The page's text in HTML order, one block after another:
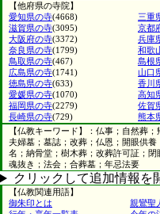
【他府県の寺院】
愛知県の寺(4668) 三重
滋賀県の寺(3095) 京都
大阪府の寺(3372) 兵庫
奈良県の寺(1799) 和歌
鳥取県の寺(467) 島根
広島県の寺(1741) 山口
徳島県の寺(633) 香川
愛媛県の寺(1070) 高知
福岡県の寺(2279) 佐賀
長崎県の寺(729) 熊本
【仏教キーワード】：仏事；自然葬
夫婦墓；墓誌；改葬；仏恩；開眼供
名；納骨堂；樹木葬；改葬許可証；
魂抜き；法会；合葬墓；年忌法要
クリックして追加情報を
【仏教関連用語】
御朱印とは
親鸞聖